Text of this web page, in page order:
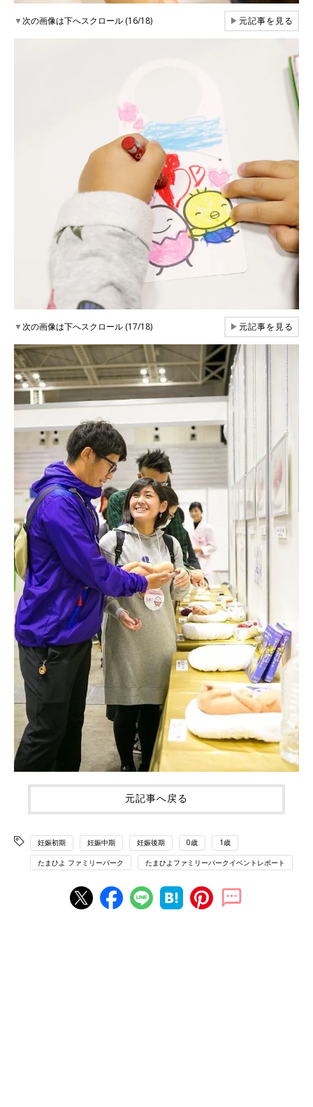
▼次の画像は下へスクロール (16/18) ▶元記事を見る
▼次の画像は下へスクロール (17/18) ▶元記事を見る
元記事へ戻る
妊娠初期 妊娠中期 妊娠後期 0歳 1歳
たまひよ ファミリーパーク たまひよファミリーパークイベントレポート